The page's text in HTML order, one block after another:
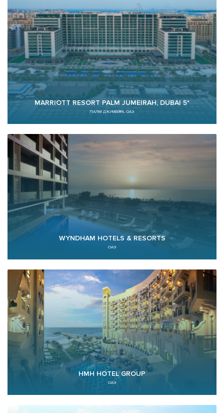
MARRIOTT RESORT PALM JUMEIRAH, DUBAI 5*
ПАЛМ ДЖУМЕЙРА, ОАЭ
WYNDHAM HOTELS & RESORTS
ОАЭ
HMH HOTEL GROUP
ОАЭ